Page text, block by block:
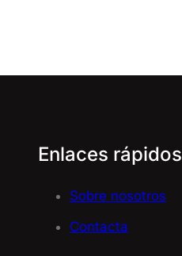
Enlaces rápidos
Sobre nosotros
Contacta